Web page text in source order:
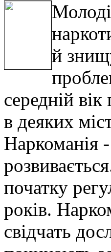
й
середній
в деяких
Наркоманія
початку
років.
свідчать